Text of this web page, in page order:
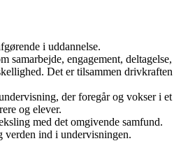
i uddannelse.
samarbejde, engagement, deltagelse,
Det er tilsammen drivkraften
der foregår og vokser i et
og elever.
med det omgivende samfund.
verden ind i undervisningen.